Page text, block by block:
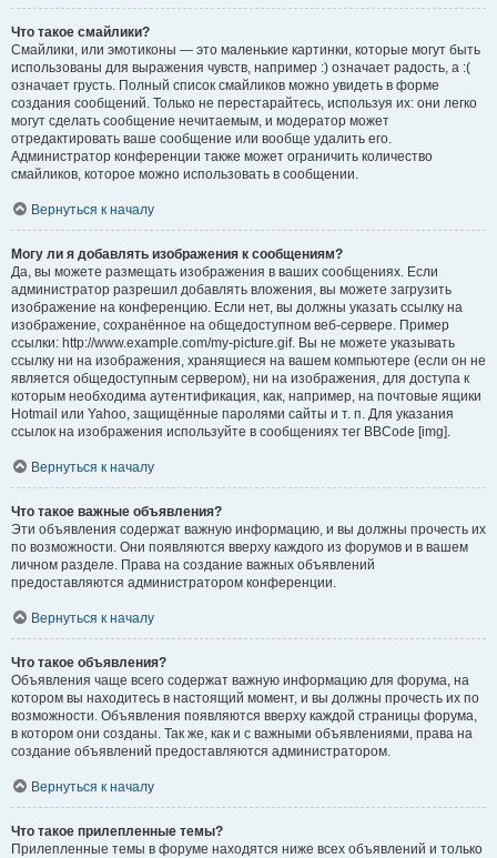
Что такое смайлики?
Смайлики, или эмотиконы — это маленькие картинки, которые могут быть
использованы для выражения чувств, например :) означает радость, а :(
означает грусть. Полный список смайликов можно увидеть в форме
создания сообщений. Только не перестарайтесь, используя их: они легко
могут сделать сообщение нечитаемым, и модератор может
отредактировать ваше сообщение или вообще удалить его.
Администратор конференции также может ограничить количество
смайликов, которое можно использовать в сообщении.
Вернуться к началу
Могу ли я добавлять изображения к сообщениям?
Да, вы можете размещать изображения в ваших сообщениях. Если
администратор разрешил добавлять вложения, вы можете загрузить
изображение на конференцию. Если нет, вы должны указать ссылку на
изображение, сохранённое на общедоступном веб-сервере. Пример
ссылки: http://www.example.com/my-picture.gif. Вы не можете указывать
ссылку ни на изображения, хранящиеся на вашем компьютере (если он не
является общедоступным сервером), ни на изображения, для доступа к
которым необходима аутентификация, как, например, на почтовые ящики
Hotmail или Yahoo, защищённые паролями сайты и т. п. Для указания
ссылок на изображения используйте в сообщениях тег BBCode [img].
Вернуться к началу
Что такое важные объявления?
Эти объявления содержат важную информацию, и вы должны прочесть их
по возможности. Они появляются вверху каждого из форумов и в вашем
личном разделе. Права на создание важных объявлений
предоставляются администратором конференции.
Вернуться к началу
Что такое объявления?
Объявления чаще всего содержат важную информацию для форума, на
котором вы находитесь в настоящий момент, и вы должны прочесть их по
возможности. Объявления появляются вверху каждой страницы форума,
в котором они созданы. Так же, как и с важными объявлениями, права на
создание объявлений предоставляются администратором.
Вернуться к началу
Что такое прилепленные темы?
Прилепленные темы в форуме находятся ниже всех объявлений и только